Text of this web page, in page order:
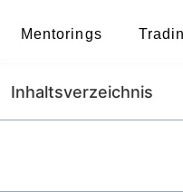
Mentorings
Inhaltsverzeichnis